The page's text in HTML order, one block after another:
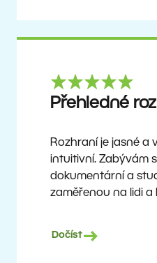
pokročilejší funkce,
Ron
Přehledné
Rozhraní je jasné a
intuitivní. Zabývám
dokumentární a
zaměřenou na lidi a
a vylepšuje. Už asi
Dočíst